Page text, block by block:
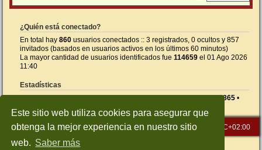
Este sitio web utiliza cookies para asegurar que
obtenga la mejor experiencia en nuestro sitio
web. Saber más
¿Quién está conectado?
En total hay 860 usuarios conectados :: 3 registrados, 0 ocultos y 857
invitados (basados en usuarios activos en los últimos 60 minutos)
La mayor cantidad de usuarios identificados fue 114659 el 01 Ago 2026
11:40
Estadísticas
Mensajes totales26591• Temas totales1414• Usuarios totales865 •
Inicio Índice general Todos los horarios son UTC+02:00
Desarrollado porphpBB